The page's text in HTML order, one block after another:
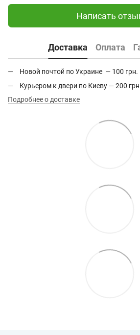
Написать
Доставка Оплата
Новой почтой по Украине — 100 грн.
Курьером к двери по Киеву — 200
Подробнее о доставке